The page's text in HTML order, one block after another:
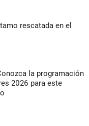
rescatada en el
la programación
2026 para este